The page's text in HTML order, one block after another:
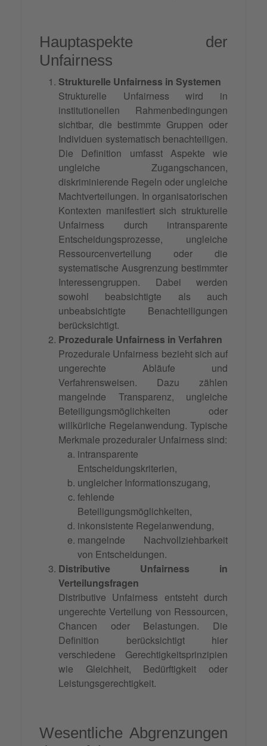
Hauptaspekte der
Unfairness
Strukturelle Unfairness in Systemen
Strukturelle Unfairness wird in
institutionellen Rahmenbedingungen
sichtbar, die bestimmte Gruppen oder
Individuen systematisch benachteiligen.
Die Definition umfasst Aspekte wie
ungleiche Zugangschancen,
diskriminierende Regeln oder ungleiche
Machtverteilungen. In organisatorischen
Kontexten manifestiert sich strukturelle
Unfairness durch intransparente
Entscheidungsprozesse, ungleiche
Ressourcenverteilung oder die
systematische Ausgrenzung bestimmter
Interessengruppen. Dabei werden
sowohl beabsichtigte als auch
unbeabsichtigte Benachteiligungen
berücksichtigt.
Prozedurale Unfairness in Verfahren
Prozedurale Unfairness bezieht sich auf
ungerechte Abläufe und
Verfahrensweisen. Dazu zählen
mangelnde Transparenz, ungleiche
Beteiligungsmöglichkeiten oder
willkürliche Regelanwendung. Typische
Merkmale prozeduraler Unfairness sind:
intransparente
Entscheidungskriterien,
ungleicher Informationszugang,
fehlende
Beteiligungsmöglichkeiten,
inkonsistente Regelanwendung,
mangelnde Nachvollziehbarkeit
von Entscheidungen.
Distributive Unfairness in
Verteilungsfragen
Distributive Unfairness entsteht durch
ungerechte Verteilung von Ressourcen,
Chancen oder Belastungen. Die
Definition berücksichtigt hier
verschiedene Gerechtigkeitsprinzipien
wie Gleichheit, Bedürftigkeit oder
Leistungsgerechtigkeit.
Wesentliche Abgrenzungen